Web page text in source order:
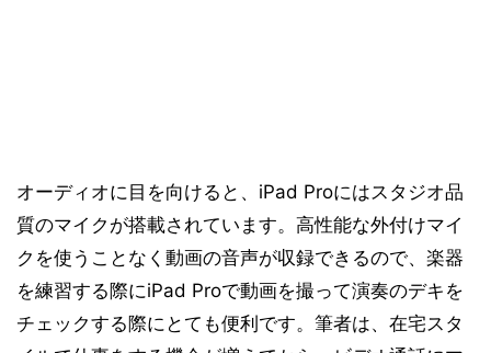
オーディオに目を向けると、iPad Proにはスタジオ品
質のマイクが搭載されています。高性能な外付けマイ
クを使うことなく動画の音声が収録できるので、楽器
を練習する際にiPad Proで動画を撮って演奏のデキを
チェックする際にとても便利です。筆者は、在宅スタ